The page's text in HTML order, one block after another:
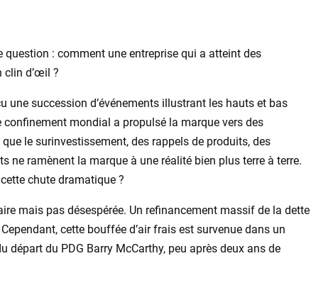
: comment une entreprise qui a atteint des
clin d’œil ?
une succession d’événements illustrant les hauts et bas
mondial a propulsé la marque vers des
le surinvestissement, des rappels de produits, des
ne ramènent la marque à une réalité bien plus terre à terre.
chute dramatique ?
mais pas désespérée. Un refinancement massif de la dette
cette bouffée d’air frais est survenue dans un
du PDG Barry McCarthy, peu après deux ans de